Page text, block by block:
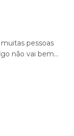
pessoas
não vai bem…